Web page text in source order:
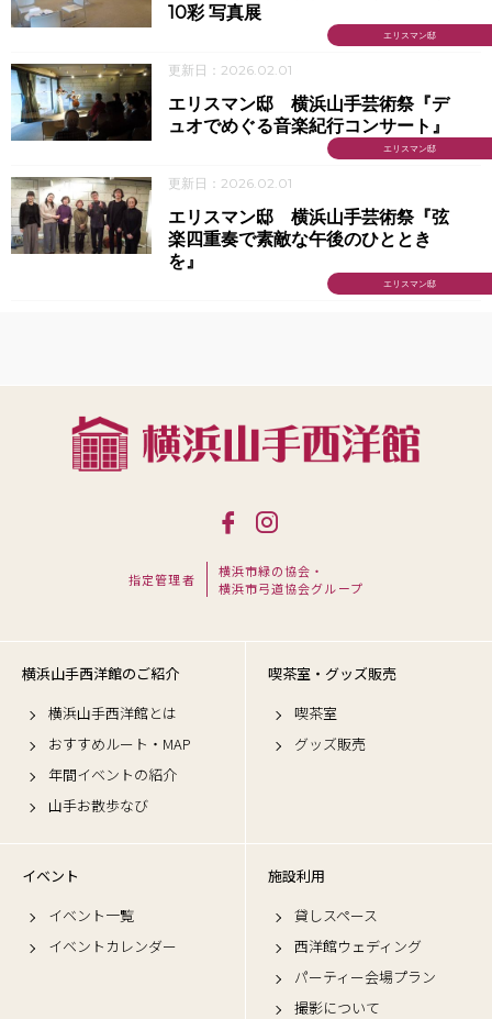
エリスマン邸
10彩 写真展
更新日：2026.02.01
エリスマン邸
エリスマン邸 横浜山手芸術祭『デ
ュオでめぐる音楽紀行コンサート』
更新日：2026.02.01
エリスマン邸
エリスマン邸 横浜山手芸術祭『弦
楽四重奏で素敵な午後のひととき
を』
指定管理者
横浜市緑の協会・
横浜市弓道協会グループ
横浜山手西洋館のご紹介
横浜山手西洋館とは
おすすめルート・MAP
年間イベントの紹介
山手お散歩なび
喫茶室・グッズ販売
喫茶室
グッズ販売
イベント
イベント一覧
イベントカレンダー
施設利用
貸しスペース
西洋館ウェディング
パーティー会場プラン
撮影について